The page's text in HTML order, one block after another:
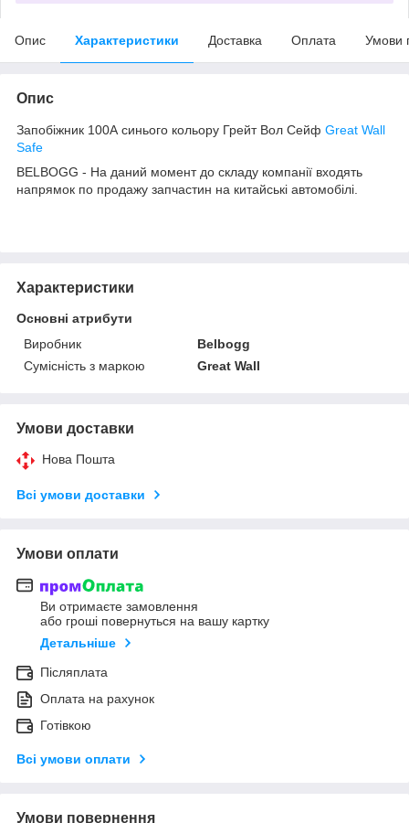
Опис Характеристики Доставка Оплата Умови
Опис
Запобіжник 100А синього кольору Грейт Вол Сейф Great Wall
Safe
BELBOGG - На даний момент до складу компанії входять
напрямок по продажу запчастин на китайські автомобілі.
Характеристики
Основні атрибути
Виробник
Belbogg
Сумісність з маркою
Great Wall
Умови доставки
Нова Пошта
Всі умови доставки
Умови оплати
Ви отримаєте замовлення
або гроші повернуться на вашу картку
Детальніше
Післяплата
Оплата на рахунок
Готівкою
Всі умови оплати
Умови повернення